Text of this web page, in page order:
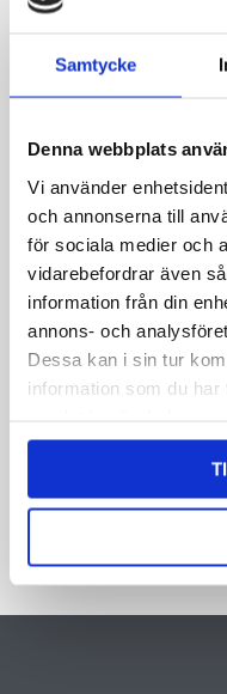
Samtycke
Denna webbplats
Vi använder
och annonserna till
för sociala medier och
vidarebefordrar även
information från din
annons- och
Dessa kan i sin tur
information som du
E-post
Genom att skicka
information om dig. Läs
personuppgifter i vår